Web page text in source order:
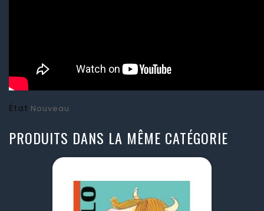
État Nouveau
PRODUITS DANS LA MÊME CATÉGORIE